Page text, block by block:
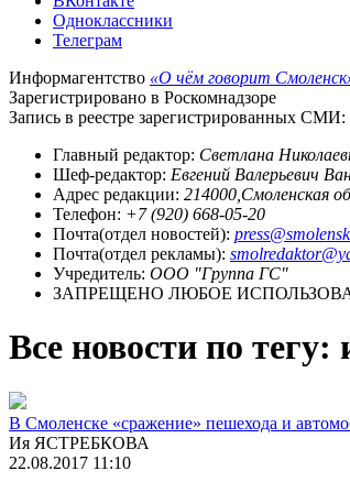
Одноклассники
Телеграм
Информагентство «О чём говорит
Зарегистрировано в Роскомнадзоре
Запись в реестре зарегистрированных
Главный редактор: Светлана
Шеф-редактор: Евгений Валерьевич
Адрес редакции: 214000,Смоленская
Телефон: +7 (920) 668-05-20
Почта(отдел новостей):
Почта(отдел рекламы):
Учредитель: ООО "Группа ГС"
ЗАПРЕЩЕНО ЛЮБОЕ
Все новости по тегу:
В Смоленске «сражение» пешехода и
Ия ЯСТРЕБКОВА
22.08.2017 11:10